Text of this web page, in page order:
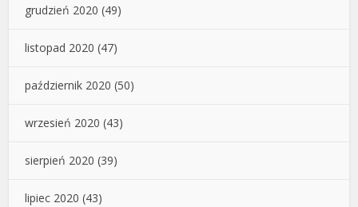
grudzień 2020 (49)
listopad 2020 (47)
październik 2020 (50)
wrzesień 2020 (43)
sierpień 2020 (39)
lipiec 2020 (43)